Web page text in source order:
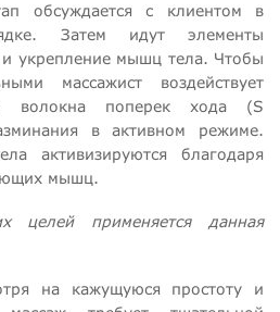
обсуждается с клиентом в
Затем идут элементы
укрепление мышц тела. Чтобы
массажист воздействует
волокна поперек хода (S
в активном режиме.
активизируются благодаря
мышц.
целей применяется данная
на кажущуюся простоту и